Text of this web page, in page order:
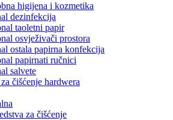
higijena i kozmetika
dezinfekcija
taoletni papir
osvježivači prostora
ostala papirna konfekcija
papirnati ručnici
salvete
čišćenje hardwera
za čišćenje